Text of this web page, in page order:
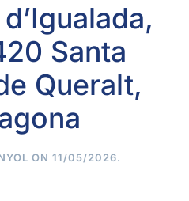
Santa
Queralt,
ON 11/05/2026.